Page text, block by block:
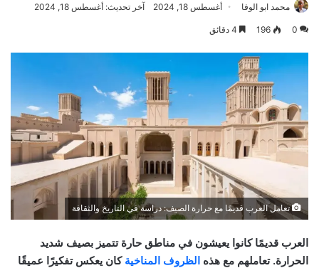
محمد ابو الوفا أغسطس 18, 2024 آخر تحديث: أغسطس 18, 2024
0
196
تعامل العرب قديمًا مع حرارة الصيف: دراسة في التاريخ والثقافة
العرب قديمًا كانوا يعيشون في مناطق حارة تتميز بصيف شديد
الحرارة. تعاملهم مع هذه الظروف المناخية كان يعكس تفكيرًا عميقًا